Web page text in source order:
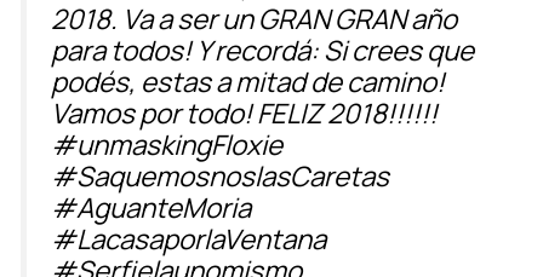
2018. Va a ser un GRAN GRAN año
para todos! Y recordá: Si crees que
podés, estas a mitad de camino!
Vamos por todo! FELIZ 2018!!!!!!
#unmaskingFloxie
#SaquemosnoslasCaretas
#AguanteMoria
#LacasaporlaVentana